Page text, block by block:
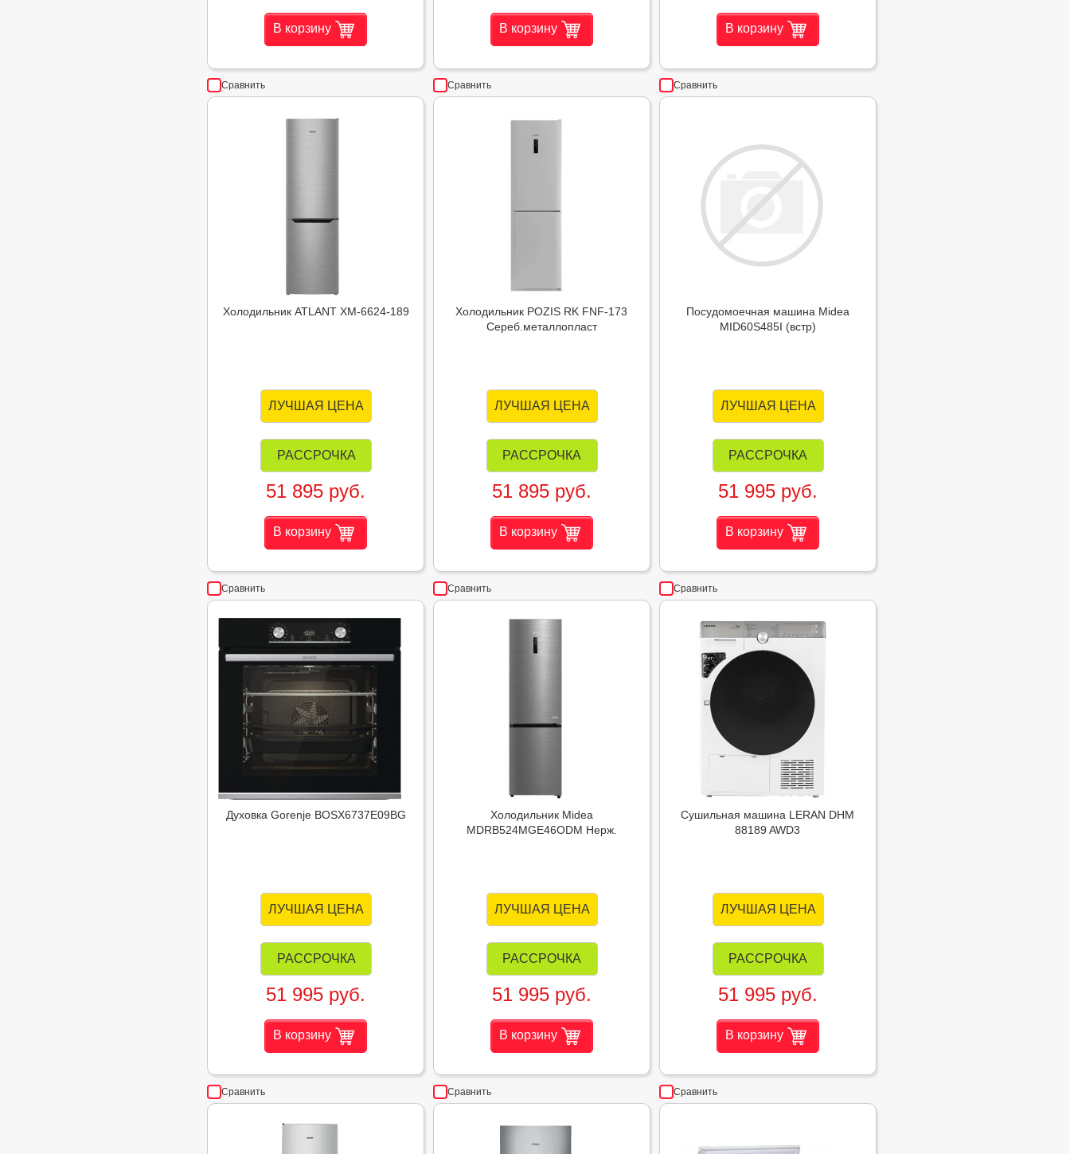
В корзину В корзину В корзину
Сравнить
Холодильник ATLANT ХМ-6624-189
ЛУЧШАЯ ЦЕНА
РАССРОЧКА
51 895 руб.
В корзину
Сравнить
Холодильник POZIS RK FNF-173
Сереб.металлопласт
ЛУЧШАЯ ЦЕНА
РАССРОЧКА
51 895 руб.
В корзину
Сравнить
Посудомоечная машина Midea
MID60S485I (встр)
ЛУЧШАЯ ЦЕНА
РАССРОЧКА
51 995 руб.
В корзину
Сравнить
Духовка Gorenje BOSX6737E09BG
ЛУЧШАЯ ЦЕНА
РАССРОЧКА
51 995 руб.
В корзину
Сравнить
Холодильник Midea
MDRB524MGE46ODM Нерж.
ЛУЧШАЯ ЦЕНА
РАССРОЧКА
51 995 руб.
В корзину
Сравнить
Сушильная машина LERAN DHM
88189 AWD3
ЛУЧШАЯ ЦЕНА
РАССРОЧКА
51 995 руб.
В корзину
Сравнить Сравнить Сравнить